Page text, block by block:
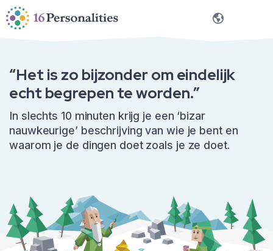
Ga naar hoofdinhoud
Ga naar toegankelijkheidsopties
Nederlands
“Het is zo bijzonder om eindelijk
echt begrepen te worden.”
In slechts 10 minuten krijg je een ‘bizar
nauwkeurige’ beschrijving van wie je bent en
waarom je de dingen doet zoals je ze doet.